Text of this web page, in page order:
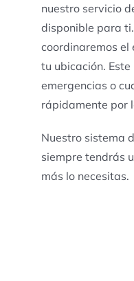
nuestro servicio
disponible para
coordinaremos el
tu ubicación.
emergencias o
rápidamente por
Nuestro sistema
siempre tendrás
más lo necesitas.